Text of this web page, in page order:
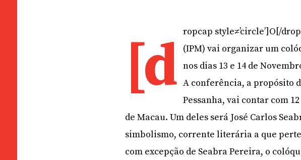
[d ropcap style≠’circle’]O[/
(IPM) vai organizar um
nos dias 13 e 14 de
A conferência, a propósito
Pessanha, vai contar com
de Macau. Um deles será José Carlos
simbolismo, corrente literária a que
com excepção de Seabra Pereira, o